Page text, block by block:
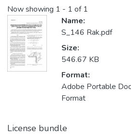
Now showing 1 - 1 of 1
Name:
S_146 Rak.pdf
Size:
546.67 KB
Format:
Adobe Portable
Format
License bundle